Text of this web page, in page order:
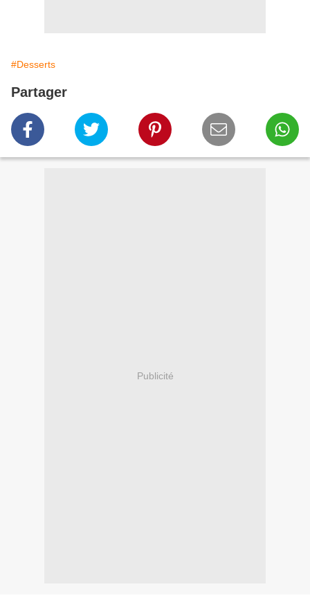
#Desserts
Partager
Publicité